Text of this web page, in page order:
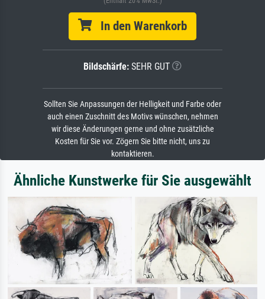
In den Warenkorb
Bildschärfe: SEHR GUT
Sollten Sie Anpassungen der Helligkeit und Farbe oder
auch einen Zuschnitt des Motivs wünschen, nehmen
wir diese Änderungen gerne und ohne zusätzliche
Kosten für Sie vor. Zögern Sie bitte nicht, uns zu
kontaktieren.
Ähnliche Kunstwerke für Sie ausgewählt